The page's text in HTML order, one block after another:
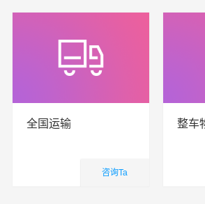
全国运输
咨询Ta
整车